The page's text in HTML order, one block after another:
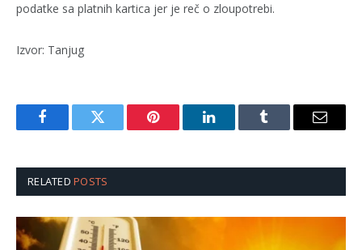
podatke sa platnih kartica jer je reč o zloupotrebi.
Izvor: Tanjug
FacebookTwitter Pinterest LinkedInTumblr Email
RELATEDPOSTS